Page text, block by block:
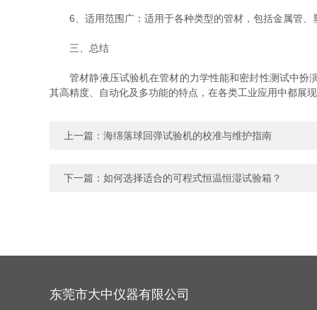
6、适用范围广：适用于各种类型的管材，包括金属管、
三、总结
管材静液压试验机在管材的力学性能和密封性测试中扮
其高精度、自动化及多功能的特点，在各类工业应用中都展
上一篇： 海绵落球回弹试验机的校准与维护指南
下一篇： 如何选择适合的可程式恒温恒湿试验箱？
东莞市大中仪器有限公司